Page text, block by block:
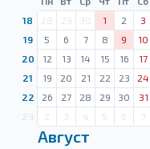
18
28 29 30 1 2 3
19
5 6 7 8 9 10
20
12 13 14 15 16 17
21
19 20 21 22 23 24
22
26 27 28 29 30 31
2 3 4 5 6 7
Август